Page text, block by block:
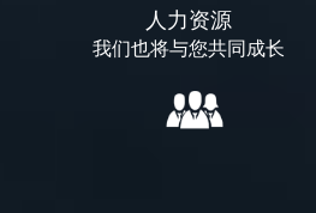
人力资源
我们也将与您共同成长